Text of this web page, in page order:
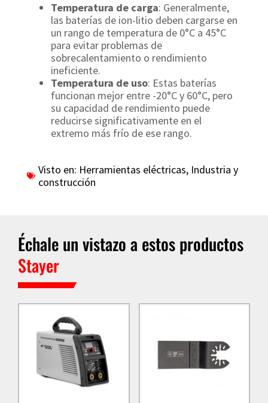
Temperatura de carga: Generalmente,
las baterías de ion-litio deben cargarse en
un rango de temperatura de 0°C a 45°C
para evitar problemas de
sobrecalentamiento o rendimiento
ineficiente.
Temperatura de uso: Estas baterías
funcionan mejor entre -20°C y 60°C, pero
su capacidad de rendimiento puede
reducirse significativamente en el
extremo más frío de ese rango.
Visto en: Herramientas eléctricas, Industria y
construcción
Échale un vistazo a estos productos
Stayer